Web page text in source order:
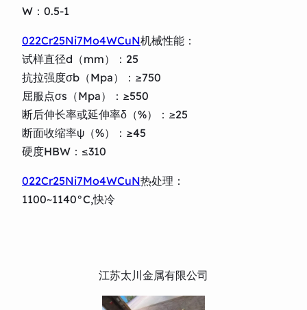
W：0.5-1
022Cr25Ni7Mo4WCuN机械性能：
试样直径d（mm）：25
抗拉强度σb（Mpa）：≥750
屈服点σs（Mpa）：≥550
断后伸长率或延伸率δ（%）：≥25
断面收缩率ψ（%）：≥45
硬度HBW：≤310
022Cr25Ni7Mo4WCuN热处理：
1100~1140°C,快冷
江苏太川金属有限公司